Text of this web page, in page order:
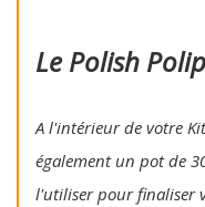
Le Polish
A l'intérieur de votre
également un pot de
l'utiliser pour finaliser